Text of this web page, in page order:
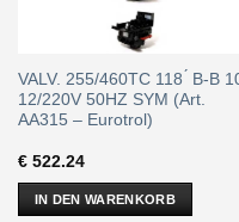
VALV. 255/460TC 118 ́ B-B
12/220V 50HZ SYM (Art.
AA315 – Eurotrol)
€522.24
IN DEN WARENKORB